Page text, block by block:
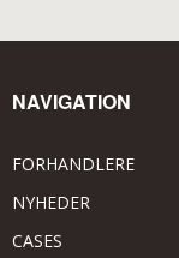
NAVIGATION
FORHANDLERE
NYHEDER
CASES